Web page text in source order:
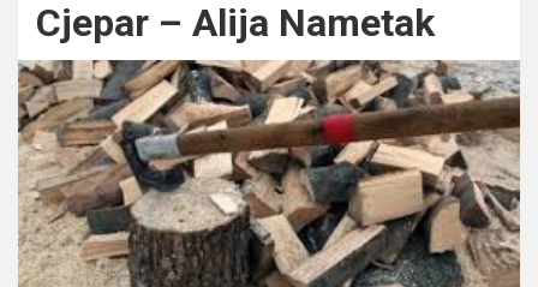
Cjepar – Alija Nametak